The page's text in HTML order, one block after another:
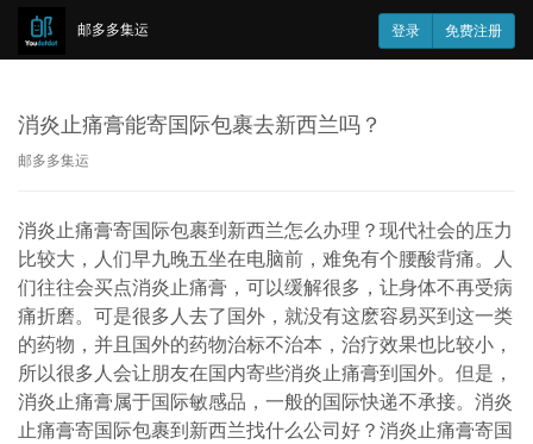
邮多多集运 登录 免费注册
消炎止痛膏能寄国际包裹去新西兰吗？
邮多多集运
消炎止痛膏寄国际包裹到新西兰怎么办理？现代社会的压力
比较大，人们早九晚五坐在电脑前，难免有个腰酸背痛。人
们往往会买点消炎止痛膏，可以缓解很多，让身体不再受病
痛折磨。可是很多人去了国外，就没有这麽容易买到这一类
的药物，并且国外的药物治标不治本，治疗效果也比较小，
所以很多人会让朋友在国内寄些消炎止痛膏到国外。但是，
消炎止痛膏属于国际敏感品，一般的国际快递不承接。消炎
止痛膏寄国际包裹到新西兰找什么公司好？消炎止痛膏寄国